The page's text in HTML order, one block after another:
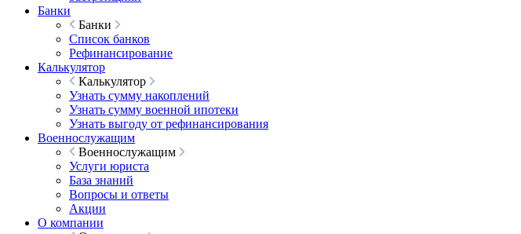
Банки
Банки
Список банков
Рефинансирование
Калькулятор
Калькулятор
Узнать сумму накоплений
Узнать сумму военной ипотеки
Узнать выгоду от рефинансирования
Военнослужащим
Военнослужащим
Услуги юриста
База знаний
Вопросы и ответы
Акции
О компании